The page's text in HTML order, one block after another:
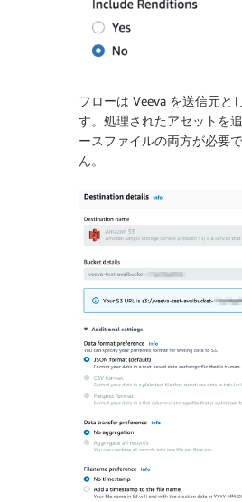
フローは Veeva を送信元と
す。処理されたアセットを
ースファイルの両方が必要
ん。